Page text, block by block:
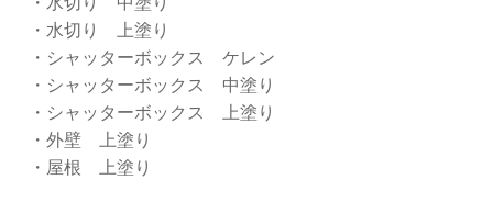
・水切り 上塗り
・シャッターボックス ケレン
・シャッターボックス 中塗り
・シャッターボックス 上塗り
・外壁 上塗り
・屋根 上塗り